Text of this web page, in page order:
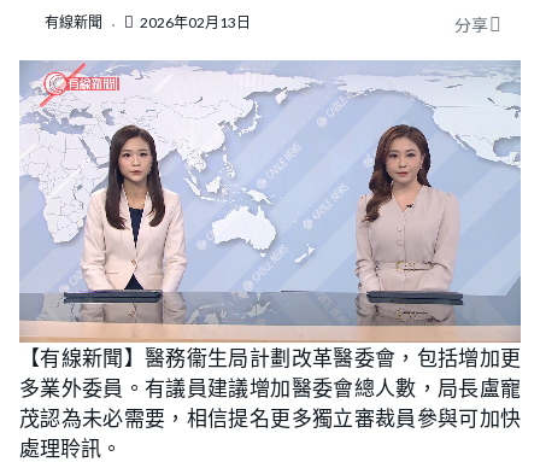
有線新聞 2026年02月13日 分享
U
n
m
t
e
L
o
a
d
e
d
:
1
【有線新聞】醫務衞生局計劃改革醫委會，包括增加更
多業外委員。有議員建議增加醫委會總人數，局長盧寵
茂認為未必需要，相信提名更多獨立審裁員參與可加快
處理聆訊。